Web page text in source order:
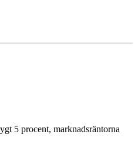
5 procent, marknadsräntorna